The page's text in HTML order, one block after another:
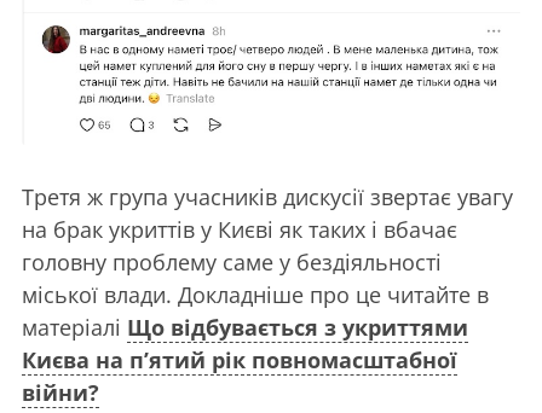
Третя ж група учасників дискусії звертає увагу
на брак укриттів у Києві як таких і вбачає
головну проблему саме у бездіяльності
міської влади. Докладніше про це читайте в
матеріалі Що відбувається з укриттями
Києва на п’ятий рік повномасштабної
війни?